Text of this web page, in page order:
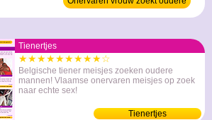
ik dus niet van je en evenmin verwacht ik elke
dag bloemen. Ik heb veel liever dat je met daden
deze...
heer
Tienertjes
★★★★★★★★★☆
Belgische tiener meisjes zoeken oudere
mannen! Vlaamse onervaren meisjes op zoek
naar echte sex!
Tienertjes